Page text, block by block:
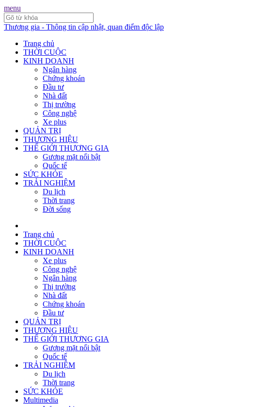
menu
Thương gia - Thông tin cập nhật, quan điểm độc lập
Trang chủ
THỜI CUỘC
KINH DOANH
Ngân hàng
Chứng khoán
Đầu tư
Nhà đất
Thị trường
Công nghệ
Xe plus
QUẢN TRỊ
THƯƠNG HIỆU
THẾ GIỚI THƯƠNG GIA
Gương mặt nổi bật
Quốc tế
SỨC KHỎE
TRẢI NGHIỆM
Du lịch
Thời trang
Đời sống
Trang chủ
THỜI CUỘC
KINH DOANH
Xe plus
Công nghệ
Ngân hàng
Thị trường
Nhà đất
Chứng khoán
Đầu tư
QUẢN TRỊ
THƯƠNG HIỆU
THẾ GIỚI THƯƠNG GIA
Gương mặt nổi bật
Quốc tế
TRẢI NGHIỆM
Du lịch
Thời trang
SỨC KHỎE
Multimedia